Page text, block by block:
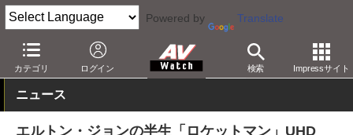
Powered by Translate
カテゴリ ログイン 検索 Impressサイト
AV Watch コンテンツ・サービス BD/DVD
ニュース
エルトン・ジョンの半生「ロケットマン」UHD